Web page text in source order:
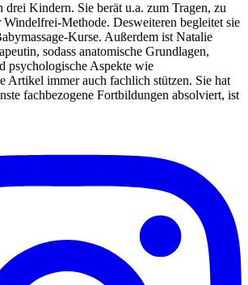
Kindern. Sie berät u.a. zum Tragen, zu
Methode. Desweiteren begleitet sie
Kurse. Außerdem ist Natalie
sodass anatomische Grundlagen,
psychologische Aspekte wie
Artikel immer auch fachlich stützen. Sie hat
fachbezogene Fortbildungen absolviert, ist